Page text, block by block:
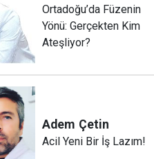
Ortadoğu’da Füzenin
Yönü: Gerçekten Kim
Ateşliyor?
Adem Çetin
Acil Yeni Bir İş Lazım!